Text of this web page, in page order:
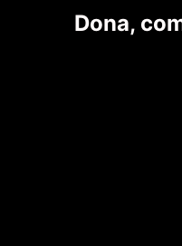
Dona,